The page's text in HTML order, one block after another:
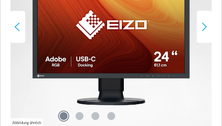
Abbildung ähnlich